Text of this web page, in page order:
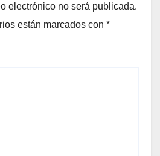
electrónico no será publicada.
están marcados con *